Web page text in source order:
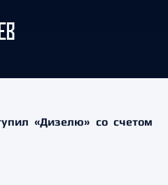
«Дизелю» со счетом